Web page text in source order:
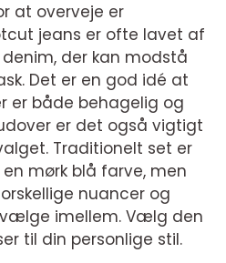
at overveje er
jeans er ofte lavet af
der kan modstå
Det er en god idé at
er både behagelig og
er det også vigtigt
Traditionelt set er
mørk blå farve, men
nuancer og
imellem. Vælg den
til din personlige stil.